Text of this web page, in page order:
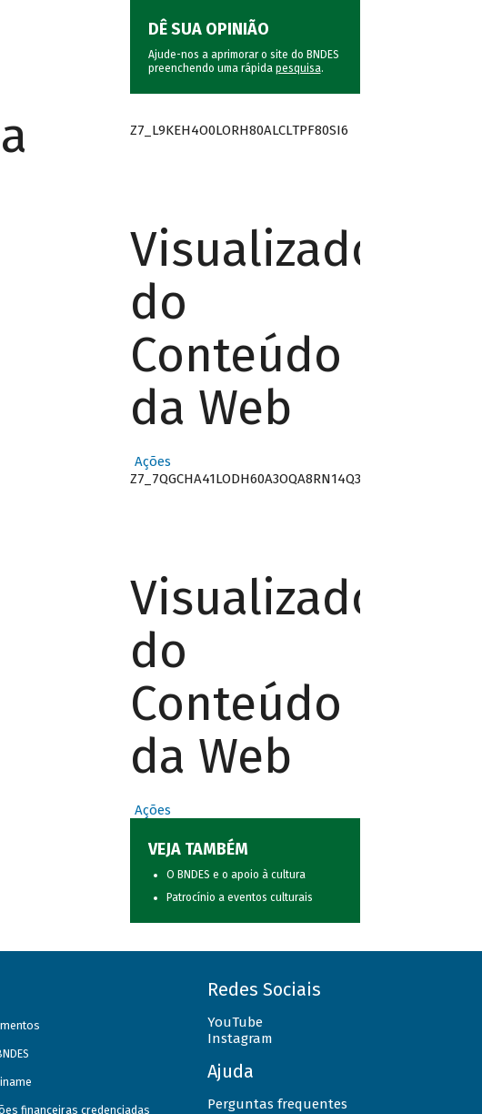
DÊ SUA OPINIÃO
Ajude-nos a aprimorar o site do BNDES
preenchendo uma rápida pesquisa.
Z7_L9KEH4O0LORH80ALCLTPF80SI6
Visualizador
do
Conteúdo
da Web
Ações
Z7_7QGCHA41LODH60A3OQA8RN14Q3
Visualizador
do
Conteúdo
da Web
Ações
VEJA TAMBÉM
O BNDES e o apoio à cultura
Patrocínio a eventos culturais
financeiras credenciadas
Redes Sociais
YouTube
Instagram
Ajuda
Perguntas frequentes